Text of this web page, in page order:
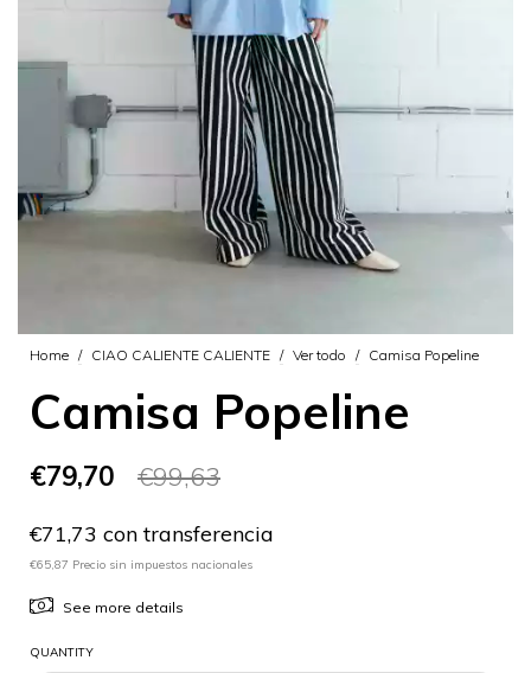
Home / CIAO CALIENTE CALIENTE / Ver todo / Camisa Popeline
Camisa Popeline
€79,70 €99,63
€71,73 con transferencia
€65,87 Precio sin impuestos nacionales
See more details
QUANTITY